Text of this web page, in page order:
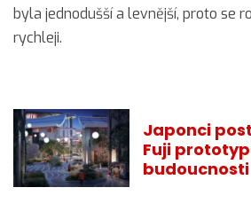
byla jednodušší a levnější, proto se
rychleji.
Japonci
Fuji
budoucnosti